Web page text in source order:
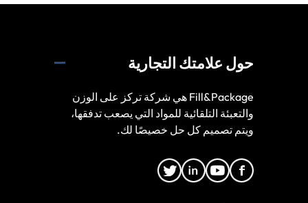
حول علامتك التجارية
Fill&Package هي شركة تركز على الوزن
والتعبئة التلقائية للمواد التي يصعب تدفقها،
ويتم تصميم كل حل خصيصًا لك.